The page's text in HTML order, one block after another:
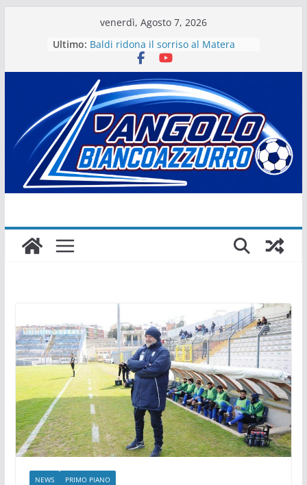
venerdì, Agosto 7, 2026
Ultimo: Baldi ridona il sorriso al Matera
La stagione del Matera 1933 al via
tra i fuochi d’artificio
Il Matera 1933 al lavoro per un
grande futuro. Video intervista col
presidente Michele Motta
Il Bue rinasce. E Matera sogna
Matera – Palmese “nulla” di fatto
NEWS PRIMO PIANO